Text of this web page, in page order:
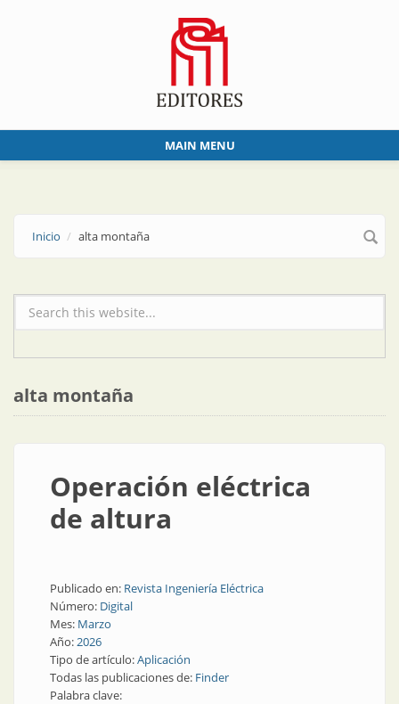
MAIN MENU
Inicio alta montaña
Formulario de búsqueda
alta montaña
Operación eléctrica
de altura
Publicado en: Revista Ingeniería Eléctrica
Número: Digital
Mes: Marzo
Año:2026
Tipo de artículo:Aplicación
Todas las publicaciones de: Finder
Palabra clave: